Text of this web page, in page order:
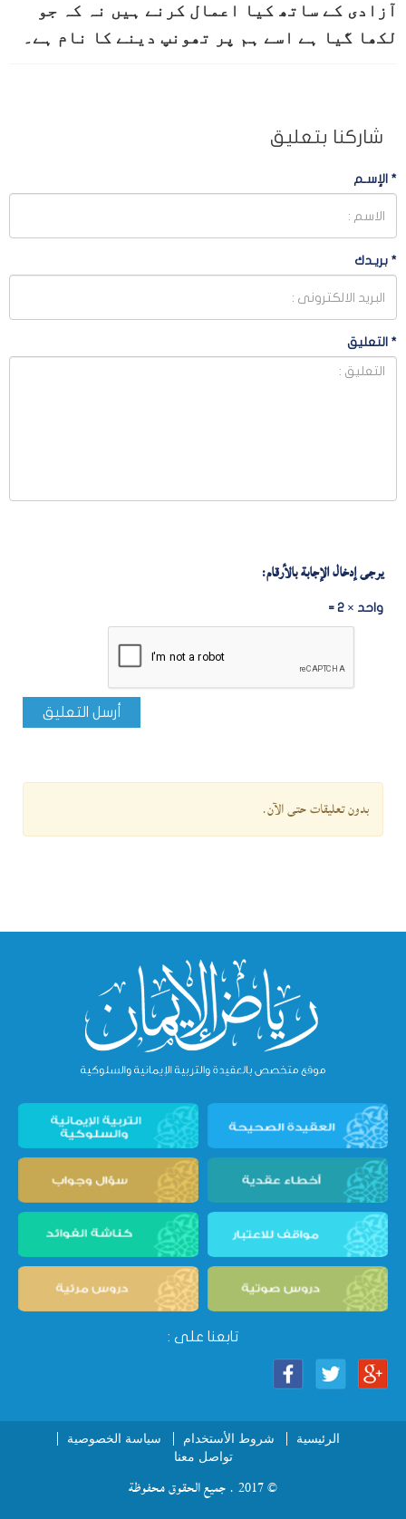
آزادی کے ساتھ کیا اعمال کرنے ہیں نہ کہ جو
لکھا گیا ہے اسے ہم پر تھونپ دینے کا نام ہے۔
شاركنا بتعليق
* الإسـم
* بريـدك
* التعليق
يرجى إدخال الإجابة بالأرقام:
واحد × 2 =
أرسل التعليق
بدون تعليقات حتى الآن.
تابعنا على :
الرئيسية شروط الأستخدام
سياسة الخصوصية
تواصل معنا
© 2017 . جميع الحقوق محفوظة